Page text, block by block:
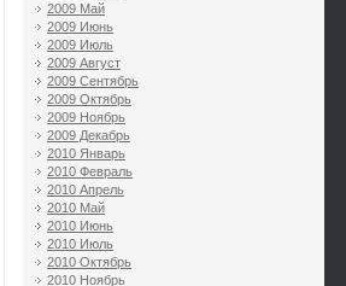
2009 Май
2009 Июнь
2009 Июль
2009 Август
2009 Сентябрь
2009 Октябрь
2009 Ноябрь
2009 Декабрь
2010 Январь
2010 Февраль
2010 Апрель
2010 Май
2010 Июнь
2010 Июль
2010 Октябрь
2010 Ноябрь